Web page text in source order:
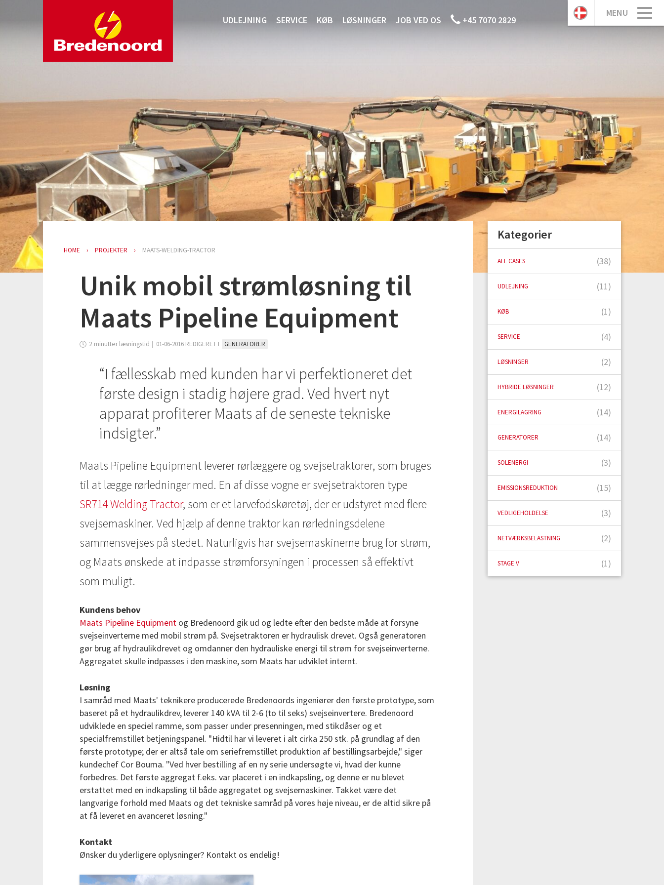
MENU
UDLEJNING SERVICE KØB LØSNINGER JOB VED OS +45 7070 2829
HOME PROJEKTER MAATS-WELDING-TRACTOR
Unik mobil strømløsning til
Maats Pipeline Equipment
2 minutter læsningstid 01-06-2016 REDIGERET I GENERATORER
I fællesskab med kunden har vi perfektioneret det
første design i stadig højere grad. Ved hvert nyt
apparat profiterer Maats af de seneste tekniske
indsigter.
Maats Pipeline Equipment leverer rørlæggere og svejsetraktorer, som bruges
til at lægge rørledninger med. En af disse vogne er svejsetraktoren type
SR714 Welding Tractor, som er et larvefodskøretøj, der er udstyret med flere
svejsemaskiner. Ved hjælp af denne traktor kan rørledningsdelene
sammensvejses på stedet. Naturligvis har svejsemaskinerne brug for strøm,
og Maats ønskede at indpasse strømforsyningen i processen så effektivt
som muligt.
Kundens behov
Maats Pipeline Equipment og Bredenoord gik ud og ledte efter den bedste måde at forsyne
svejseinverterne med mobil strøm på. Svejsetraktoren er hydraulisk drevet. Også generatoren
gør brug af hydraulikdrevet og omdanner den hydrauliske energi til strøm for svejseinverterne.
Aggregatet skulle indpasses i den maskine, som Maats har udviklet internt.
Løsning
I samråd med Maats' teknikere producerede Bredenoords ingeniører den første prototype, som
baseret på et hydraulikdrev, leverer 140 kVA til 2-6 (to til seks) svejseinvertere. Bredenoord
udviklede en speciel ramme, som passer under presenningen, med stikdåser og et
specialfremstillet betjeningspanel. "Hidtil har vi leveret i alt cirka 250 stk. på grundlag af den
første prototype; der er altså tale om seriefremstillet produktion af bestillingsarbejde," siger
kundechef Cor Bouma. "Ved hver bestilling af en ny serie undersøgte vi, hvad der kunne
forbedres. Det første aggregat f.eks. var placeret i en indkapsling, og denne er nu blevet
erstattet med en indkapsling til både aggregatet og svejsemaskiner. Takket være det
langvarige forhold med Maats og det tekniske samråd på vores høje niveau, er de altid sikre på
at få leveret en avanceret løsning."
Kontakt
Ønsker du yderligere oplysninger? Kontakt os endelig!
Kategorier
ALL CASES (38)
UDLEJNING (11)
KØB (1)
SERVICE (4)
LØSNINGER (2)
HYBRIDE LØSNINGER (12)
ENERGILAGRING (14)
GENERATORER (14)
SOLENERGI (3)
EMISSIONSREDUKTION (15)
VEDLIGEHOLDELSE (3)
NETVÆRKSBELASTNING (2)
STAGE V (1)